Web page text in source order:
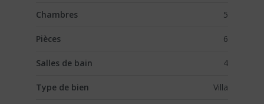
Chambres 5
Pièces 6
Salles de bain 4
Type de bien Villa